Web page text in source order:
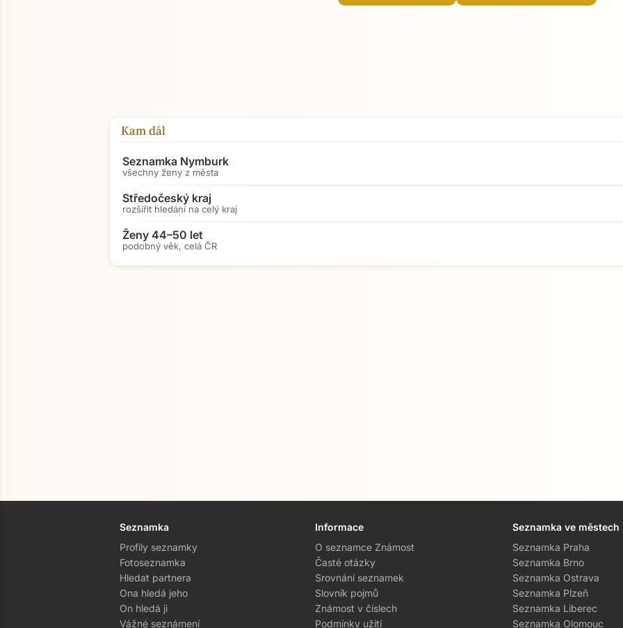
Kam dál
Seznamka Nymburk
všechny ženy z města
Středočeský kraj
rozšířit hledání na celý kraj
Ženy 44–50 let
podobný věk, celá ČR
Seznamka
Profily seznamky
Fotoseznamka
Hledat partnera
Ona hledá jeho
On hledá ji
Vážné seznámení
Informace
O seznamce Známost
Časté otázky
Srovnání seznamek
Slovník pojmů
Známost v číslech
Podmínky užití
Seznamka ve městech
Seznamka Praha
Seznamka Brno
Seznamka Ostrava
Seznamka Plzeň
Seznamka Liberec
Seznamka Olomouc